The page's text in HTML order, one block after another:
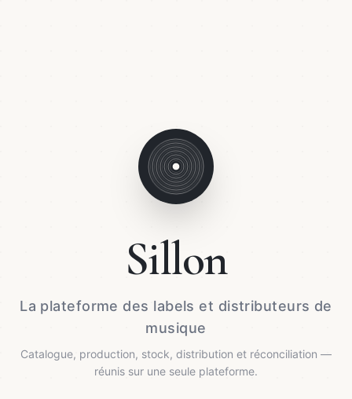
Sillon
La plateforme des labels et distributeurs de
musique
Catalogue, production, stock, distribution et réconciliation —
réunis sur une seule plateforme.